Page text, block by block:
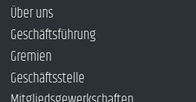
Über uns
Geschäftsführung
Gremien
Geschäftsstelle